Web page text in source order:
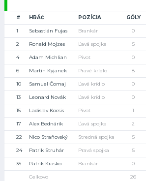
# HRÁČ POZÍCIA GÓLY
1 Sebastián Fujas Brankár 0
2 Ronald Mojzes Ľavá spojka 5
4 Adam Michlian Pivot 0
6 Martin Kyjanek Pravé krídlo 8
10 Samuel Čomaj Ľavé krídlo 0
13 Leonard Novák Ľavé krídlo 0
15 Ladislav Kocsis Pivot 1
17 Alex Bednárik Ľavá spojka 2
22 Nico Straňovský Stredná spojka 5
24 Patrik Struhár Pravá spojka 5
35 Patrik Krasko Brankár 0
Celkovo 26